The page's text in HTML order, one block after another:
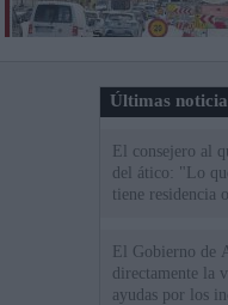
Últimas
El consejero al
del ático: "Lo
tiene residencia
El Gobierno de
directamente la
ayudas por los